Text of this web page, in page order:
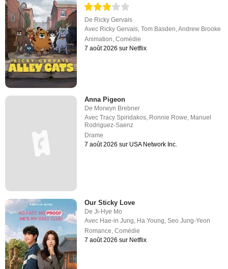
De Ricky Gervais
Avec Ricky Gervais ,Tom Basden ,Andrew Brooke
Animation ,Comédie
7 août 2026 sur Netflix
Anna Pigeon
De Morwyn Brebner
AvecTracy Spiridakos, Ronnie Rowe, Manuel
Rodriguez-Saenz
Drame
7 août 2026 sur USA Network Inc.
Our Sticky Love
DeJi-Hye Mo
Avec Hae-in Jung, Ha Young,Seo Jung-Yeon
Romance,Comédie
7 août 2026 sur Netflix